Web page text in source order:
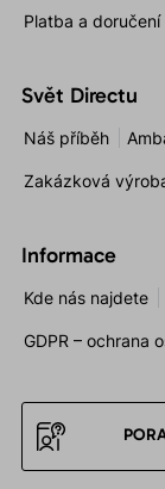
Platba a doručení
Svět Directu
Náš příběh
Zakázková
Informace
Kde nás najdete
GDPR – ochrana